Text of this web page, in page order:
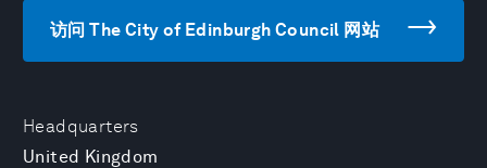
Headquarters
United Kingdom
访问 The City of Edinburgh Council 网站